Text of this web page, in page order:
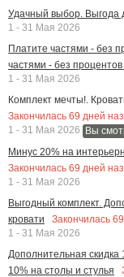
Удачный выбор. Выгода
1 - 31 Мая 2026
Платите частями - без
частями - без
1 - 31 Мая 2026
Комплект мечты!.
Закончилась 69 дней
1 - 31 Мая 2026 Вы
Минус 20% на
Закончилась 69 дней
1 - 31 Мая 2026
Выгодный комплект.
кровати
Закончилась 69
1 - 31 Мая 2026
Дополнительная скидка
10% на столы и стулья